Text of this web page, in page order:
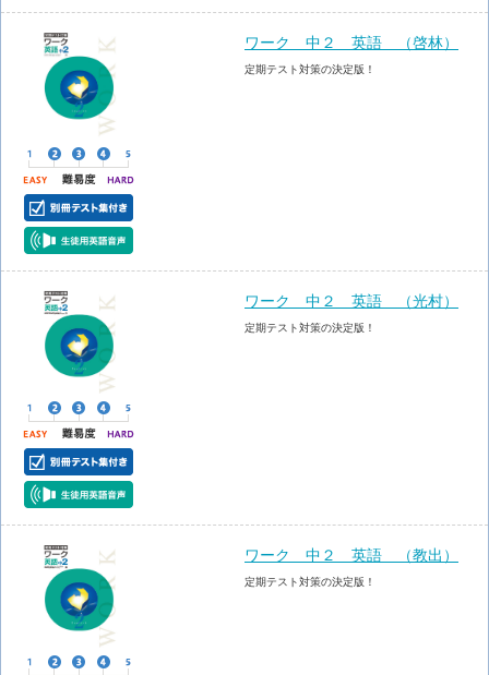
ワーク 中２ 英語 （啓林）
定期テスト対策の決定版！
ワーク 中２ 英語 （光村）
定期テスト対策の決定版！
ワーク 中２ 英語 （教出）
定期テスト対策の決定版！